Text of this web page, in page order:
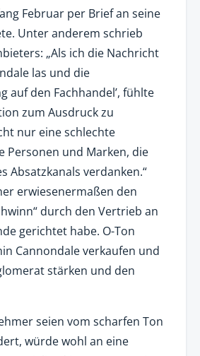
Februar per Brief an seine
Unter anderem schrieb
„Als ich die Nachricht
las und die
auf den Fachhandel’, fühlte
zum Ausdruck zu
nur eine schlechte
Personen und Marken, die
Absatzkanals verdanken.“
erwiesenermaßen den
durch den Vertrieb an
gerichtet habe. O-Ton
Cannondale verkaufen und
stärken und den
seien vom scharfen Ton
würde wohl an eine